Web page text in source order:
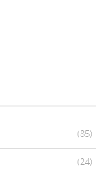
(85)
(24)